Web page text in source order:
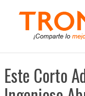
Este Corto